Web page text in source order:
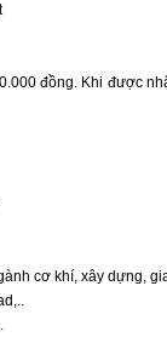
đồng. Khi được
cơ khí, xây dựng,